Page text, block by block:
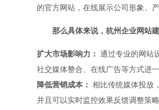
的官方网站，在线展示公司形象、
那么具体来说，杭州企业网站
扩大市场影响力：
通过专业的网站
社交媒体整合、在线广告等方式进一
降低营销成本：
相比传统媒体投放
并且可以实时监控效果反馈调整策